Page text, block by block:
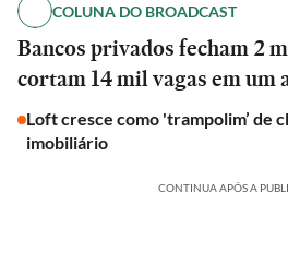
COLUNA DO BROADCAST
Bancos privados fecham 2
cortam 14 mil vagas em um
Loft cresce como 'trampolim’ de
imobiliário
CONTINUA APÓS A